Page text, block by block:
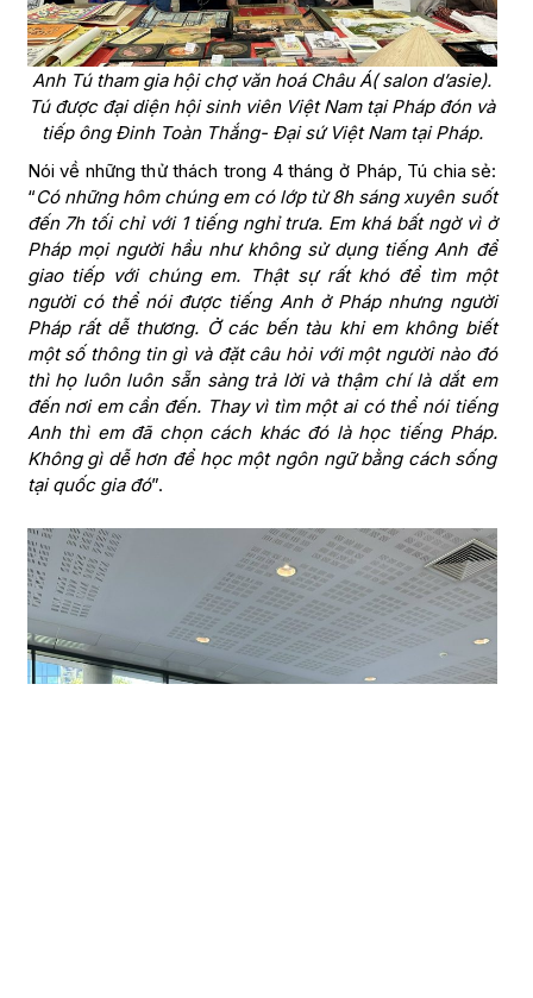
Anh Tú tham gia hội chợ văn hoá Châu Á( salon d’asie).
Tú được đại diện hội sinh viên Việt Nam tại Pháp đón và
tiếp ông Đinh Toàn Thắng- Đại sứ Việt Nam tại Pháp.
Nói về những thử thách trong 4 tháng ở Pháp, Tú chia sẻ:
“Có những hôm chúng em có lớp từ 8h sáng xuyên suốt
đến 7h tối chỉ với 1 tiếng nghỉ trưa. Em khá bất ngờ vì ở
Pháp mọi người hầu như không sử dụng tiếng Anh để
giao tiếp với chúng em. Thật sự rất khó để tìm một
người có thể nói được tiếng Anh ở Pháp nhưng người
Pháp rất dễ thương. Ở các bến tàu khi em không biết
một số thông tin gì và đặt câu hỏi với một người nào đó
thì họ luôn luôn sẵn sàng trả lời và thậm chí là dắt em
đến nơi em cần đến. Thay vì tìm một ai có thể nói tiếng
Anh thì em đã chọn cách khác đó là học tiếng Pháp.
Không gì dễ hơn để học một ngôn ngữ bằng cách sống
tại quốc gia đó”.